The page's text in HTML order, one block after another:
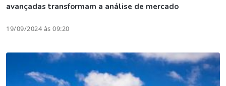
avançadas transformam a análise de mercado
19/09/2024 às 09:20